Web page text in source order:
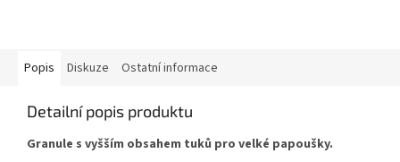
Popis Diskuze Ostatní informace
Detailní popis produktu
Granule s vyšším obsahem tuků pro velké papoušky.